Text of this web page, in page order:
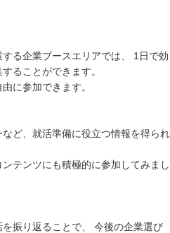
る企業ブースエリアでは、 1日で効
ることができます。
に参加できます。
ど、就活準備に役立つ情報を得られ
テンツにも積極的に参加してみまし
振り返ることで、 今後の企業選び